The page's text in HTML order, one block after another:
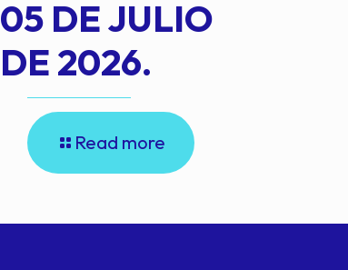
05 DE JULIO
DE 2026.
Read more